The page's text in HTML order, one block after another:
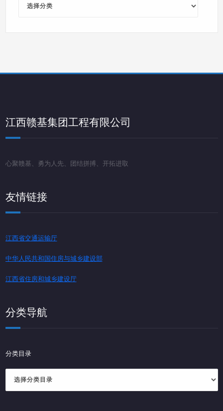
江西赣基集团工程有限公司
心聚赣基、勇为人先、团结拼搏、开拓进取
友情链接
江西省交通运输厅
中华人民共和国住房与城乡建设部
江西省住房和城乡建设厅
分类导航
分类目录